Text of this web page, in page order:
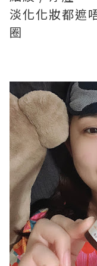
淡化化妝都遮
圈